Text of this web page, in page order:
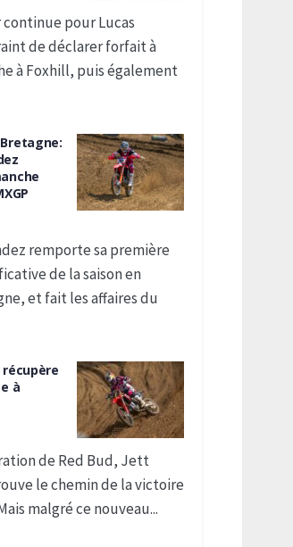
continue pour Lucas
de déclarer forfait à
à Foxhill, puis également
remporte sa première
de la saison en
et fait les affaires du
à
de Red Bud, Jett
le chemin de la victoire
malgré ce nouveau...